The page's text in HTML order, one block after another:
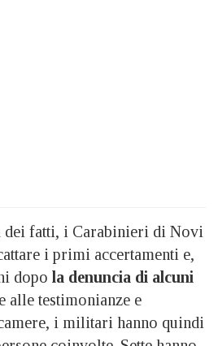
dei fatti, i Carabinieri di Novi
i primi accertamenti e,
dopo la denuncia di alcuni
alle testimonianze e
i militari hanno quindi